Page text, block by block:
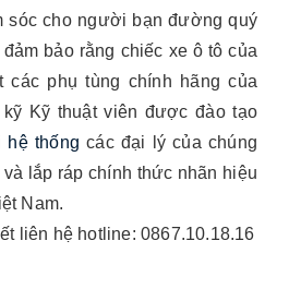
sóc cho người bạn đường quý
bảo rằng chiếc xe ô tô của
các phụ tùng chính hãng của
Kỹ thuật viên được đào tạo
hệ thống các đại lý của chúng
lắp ráp chính thức nhãn hiệu
Nam.
liên hệ hotline: 0867.10.18.16